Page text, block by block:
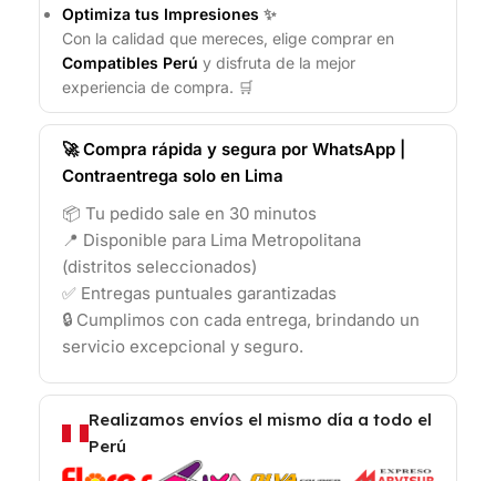
Optimiza tus Impresiones ✨
Con la calidad que mereces, elige comprar en
Compatibles Perú y disfruta de la mejor
experiencia de compra. 🛒
🚀 Compra rápida y segura por WhatsApp |
Contraentrega solo en Lima
📦 Tu pedido sale en 30 minutos
📍 Disponible para Lima Metropolitana
(distritos seleccionados)
✅ Entregas puntuales garantizadas
🔒 Cumplimos con cada entrega, brindando un
servicio excepcional y seguro.
Realizamos envíos el mismo día a todo el
Perú